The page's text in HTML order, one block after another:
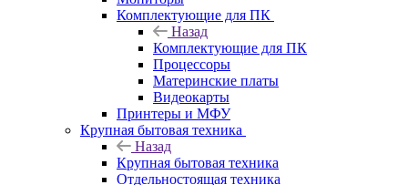
Комплектующие для ПК
Назад
Комплектующие для ПК
Процессоры
Материнские платы
Видеокарты
Принтеры и МФУ
Крупная бытовая техника
Назад
Крупная бытовая техника
Отдельностоящая техника